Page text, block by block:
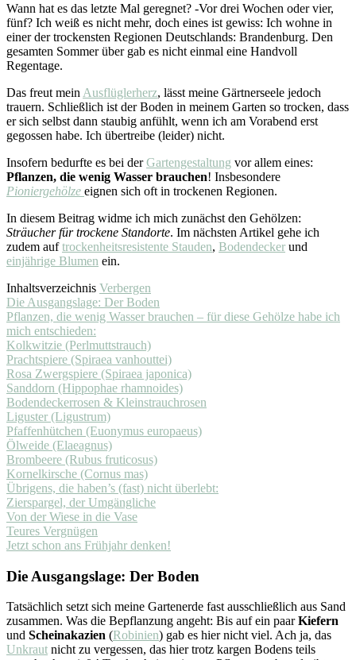
Wann hat es das letzte Mal geregnet? -Vor drei Wochen oder vier,
fünf? Ich weiß es nicht mehr, doch eines ist gewiss: Ich wohne in
einer der trockensten Regionen Deutschlands: Brandenburg. Den
gesamten Sommer über gab es nicht einmal eine Handvoll
Regentage.
Das freut mein Ausflüglerherz, lässt meine Gärtnerseele jedoch
trauern. Schließlich ist der Boden in meinem Garten so trocken, dass
er sich selbst dann staubig anfühlt, wenn ich am Vorabend erst
gegossen habe. Ich übertreibe (leider) nicht.
Insofern bedurfte es bei derGartengestaltung vor allem eines:
Pflanzen, die wenig Wasser brauchen! Insbesondere
Pioniergehölze eignen sich oft in trockenen Regionen.
In diesem Beitrag widme ich mich zunächst den Gehölzen:
Sträucher für trockene Standorte. Im nächsten Artikel gehe ich
zudem auftrockenheitsresistente Stauden, Bodendecker und
einjährige Blumen ein.
Inhaltsverzeichnis Verbergen
Die Ausgangslage: Der Boden
Pflanzen, die wenig Wasser brauchen – für diese Gehölze habe ich
mich entschieden:
Kolkwitzie (Perlmuttstrauch)
Prachtspiere (Spiraea vanhouttei)
Rosa Zwergspiere (Spiraea japonica)
Sanddorn (Hippophae rhamnoides)
Bodendeckerrosen & Kleinstrauchrosen
Liguster (Ligustrum)
Pfaffenhütchen (Euonymus europaeus)
Ölweide (Elaeagnus)
Brombeere (Rubus fruticosus)
Kornelkirsche (Cornus mas)
Übrigens, die haben’s (fast) nicht überlebt:
Zierspargel, der Umgängliche
Von der Wiese in die Vase
Teures Vergnügen
Jetzt schon ans Frühjahr denken!
Die Ausgangslage: Der Boden
Tatsächlich setzt sich meine Gartenerde fast ausschließlich aus Sand
zusammen. Was die Bepflanzung angeht: Bis auf ein paarKiefern
und Scheinakazien (Robinien) gab es hier nicht viel. Ach ja, das
Unkraut nicht zu vergessen, das hier trotz kargen Bodens teils